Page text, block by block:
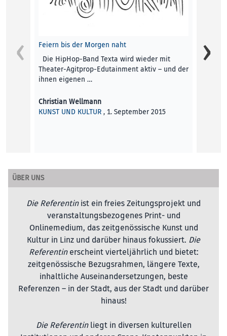
Feiern bis der Morgen naht
Die HipHop-Band Texta wird wieder mit
Theater-Agitprop-Edutainment aktiv – und der
ihnen eigenen …
Christian Wellmann
KUNST UND KULTUR , 1. September 2015
For a
ÜBER UNS
Die Referentinist ein freies Zeitungsprojekt und
veranstaltungsbezogenes Print- und
Onlinemedium, das zeitgenössische Kunst und
Kultur in Linz und darüber hinaus fokussiert. Die
Referentinerscheint vierteljährlich und bietet:
zeitgenössische Bezugsrahmen, längere Texte,
inhaltliche Auseinandersetzungen, beste
Referenzen – in der Stadt, aus der Stadt und darüber
hinaus!
Die Referentinliegt in diversen kulturellen